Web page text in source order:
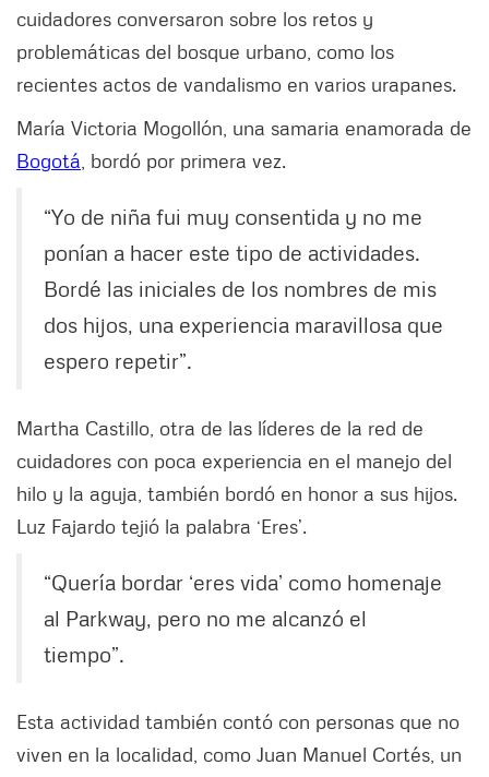
cuidadores conversaron sobre los retos y
problemáticas del bosque urbano, como los
recientes actos de vandalismo en varios urapanes.
María Victoria Mogollón, una samaria enamorada de
Bogotá , bordó por primera vez.
“Yo de niña fui muy consentida y no me
ponían a hacer este tipo de actividades.
Bordé las iniciales de los nombres de mis
dos hijos, una experiencia maravillosa que
espero repetir”.
Martha Castillo, otra de las líderes de la red de
cuidadores con poca experiencia en el manejo del
hilo y la aguja, también bordó en honor a sus hijos.
Luz Fajardo tejió la palabra ‘Eres’.
“Quería bordar ‘eres vida’ como homenaje
al Parkway, pero no me alcanzó el
tiempo”.
Esta actividad también contó con personas que no
viven en la localidad, como Juan Manuel Cortés, un